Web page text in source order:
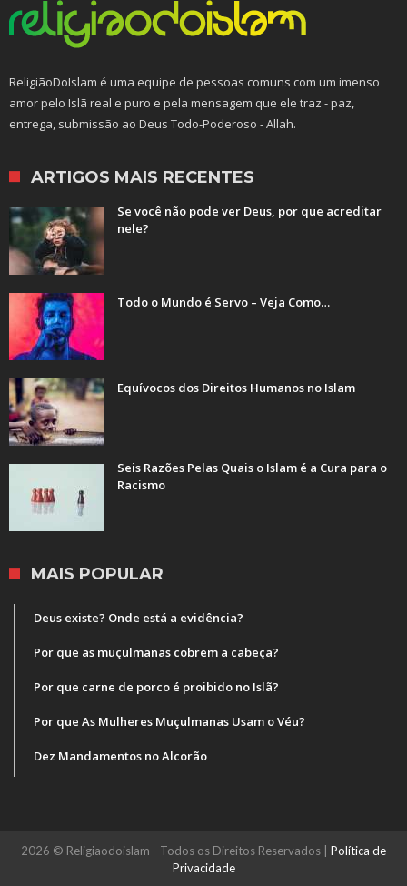
ReligiãoDoIslam é uma equipe de pessoas comuns com um imenso
amor pelo Islã real e puro e pela mensagem que ele traz - paz,
entrega, submissão ao Deus Todo-Poderoso - Allah.
ARTIGOS MAIS RECENTES
Se você não pode ver Deus, por que acreditar
nele?
Todo o Mundo é Servo – Veja Como…
Equívocos dos Direitos Humanos no Islam
Seis Razões Pelas Quais o Islam é a Cura para o
Racismo
MAIS POPULAR
Deus existe? Onde está a evidência?
Por que as muçulmanas cobrem a cabeça?
Por que carne de porco é proibido no Islã?
Por que As Mulheres Muçulmanas Usam o Véu?
Dez Mandamentos no Alcorão
2026 © Religiaodoislam - Todos os Direitos Reservados | Política de
Privacidade